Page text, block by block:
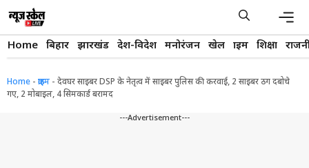
content
Home बिहार झारखंड देश-विदेश मनोरंजन खेल क्राइम शिक्षा
Home - क्राइम - देवघर साइबर DSP के नेतृत्व में साइबर पुलिस की करवाई, 2 साइबर ठग दबोचे
गए, 2 मोबाइल, 4 सिमकार्ड बरामद
---Advertisement---